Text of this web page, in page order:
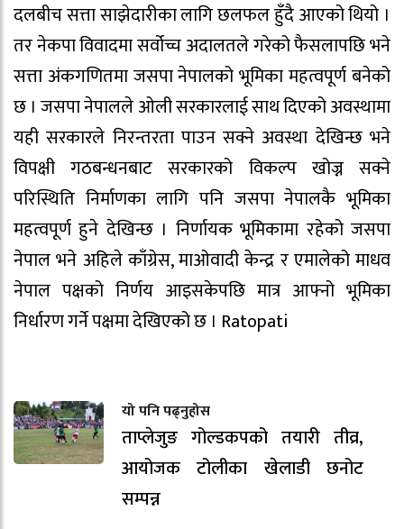
दलबीच सत्ता साझेदारीका लागि छलफल हुँदै आएको थियो ।
तर नेकपा विवादमा सर्वोच्च अदालतले गरेको फैसलापछि भने
सत्ता अंकगणितमा जसपा नेपालको भूमिका महत्वपूर्ण बनेको
छ । जसपा नेपालले ओली सरकारलाई साथ दिएको अवस्थामा
यही सरकारले निरन्तरता पाउन सक्ने अवस्था देखिन्छ भने
विपक्षी गठबन्धनबाट सरकारको विकल्प खोज्न सक्ने
परिस्थिति निर्माणका लागि पनि जसपा नेपालकै भूमिका
महत्वपूर्ण हुने देखिन्छ । निर्णायक भूमिकामा रहेको जसपा
नेपाल भने अहिले काँग्रेस, माओवादी केन्द्र र एमालेको माधव
नेपाल पक्षको निर्णय आइसकेपछि मात्र आफ्नो भूमिका
निर्धारण गर्ने पक्षमा देखिएको छ । Ratopati
यो पनि पढ्नुहोस
ताप्लेजुङ गोल्डकपको तयारी तीव्र,
आयोजक टोलीका खेलाडी छनोट
सम्पन्न